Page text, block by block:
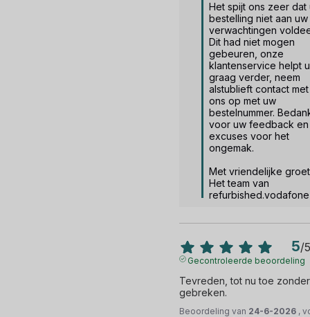
Het spijt ons zeer dat
bestelling niet aan uw
verwachtingen
Dit had niet mogen
gebeuren, onze
klantenservice helpt u
graag verder, neem
alstublieft contact met
ons op met uw
bestelnummer.
voor uw feedback en
excuses voor het
ongemak.
Met vriendelijke
Het team van
refurbished.vodafone
5/5
Gecontroleerde beoordeling
Tevreden, tot nu toe zonder
gebreken.
Beoordeling van 24-6-2026 ,